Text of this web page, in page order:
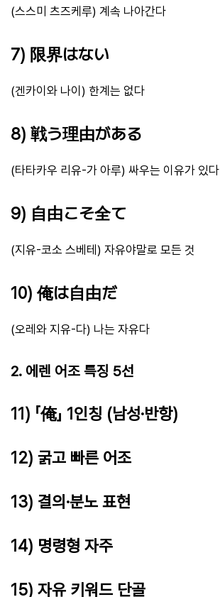
(스스미 츠즈케루) 계속 나아간다
7) 限界はない
(겐카이와 나이) 한계는 없다
8) 戦う理由がある
(타타카우 리유-가 아루) 싸우는 이유가 있다
9) 自由こそ全て
(지유-코소 스베테) 자유야말로 모든 것
10) 俺は自由だ
(오레와 지유-다) 나는 자유다
2. 에렌 어조 특징 5선
11) 「俺」 1인칭 (남성·반항)
12) 굵고 빠른 어조
13) 결의·분노 표현
14) 명령형 자주
15) 자유 키워드 단골